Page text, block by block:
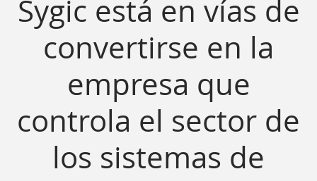
Sygic está en vías de
convertirse en la
empresa que
controla el sector de
los sistemas de